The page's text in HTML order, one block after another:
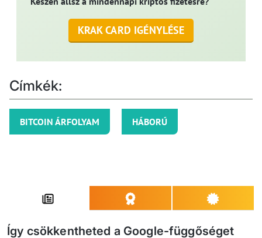
KRAK CARD IGÉNYLÉSE
Címkék:
BITCOIN ÁRFOLYAM HÁBORÚ
Így csökkentheted a Google-függőséget